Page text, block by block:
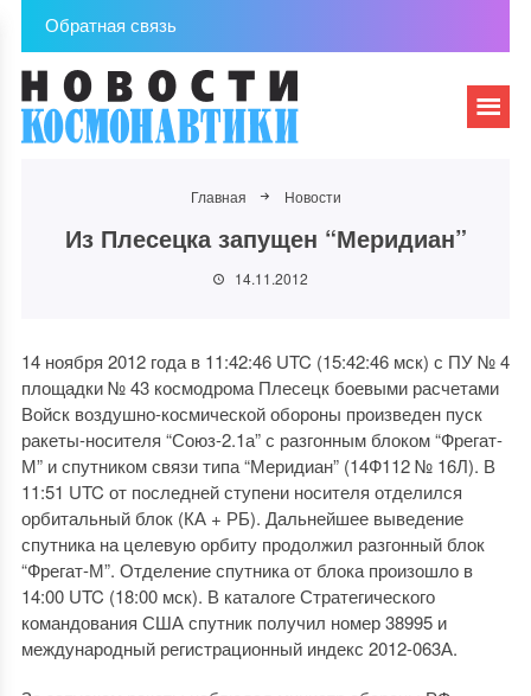
Обратная связь
Главная Новости
Из Плесецка запущен “Меридиан”
14.11.2012
14 ноября 2012 года в 11:42:46 UTC (15:42:46 мск) с ПУ № 4
площадки № 43 космодрома Плесецк боевыми расчетами
Войск воздушно-космической обороны произведен пуск
ракеты-носителя “Союз-2.1а” с разгонным блоком “Фрегат-
М” и спутником связи типа “Меридиан” (14Ф112 № 16Л). В
11:51 UTC от последней ступени носителя отделился
орбитальный блок (КА + РБ). Дальнейшее выведение
спутника на целевую орбиту продолжил разгонный блок
“Фрегат-М”. Отделение спутника от блока произошло в
14:00 UTC (18:00 мск). В каталоге Стратегического
командования США спутник получил номер 38995 и
международный регистрационный индекс 2012-063А.